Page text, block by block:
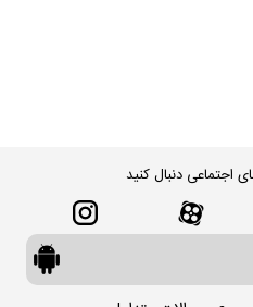
اجتماعی دنبال کنید